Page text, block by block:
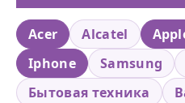
Acer Alcatel
Iphone
Samsung
Бытовая техника